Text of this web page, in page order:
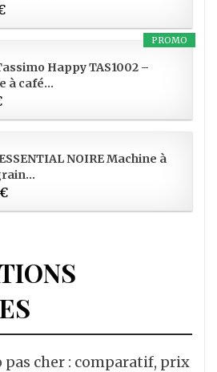
PROMO
Happy TAS1002 –
à café...
NOIRE Machine à
pas cher : comparatif, prix